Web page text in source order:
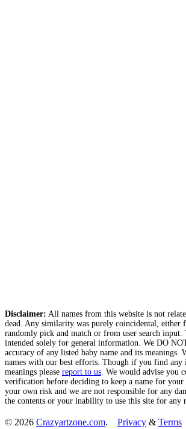
Disclaimer: All names from this website is not
dead. Any similarity was purely coincidental, either
randomly pick and match or from user search input.
intended solely for general information. We DO
accuracy of any listed baby name and its meanings.
names with our best efforts. Though if you find any
meanings please report to us . We would advise you
verification before deciding to keep a name for your
your own risk and we are not responsible for any
the contents or your inability to use this site for any
© 2026 Crazyartzone.com. Privacy & Terms